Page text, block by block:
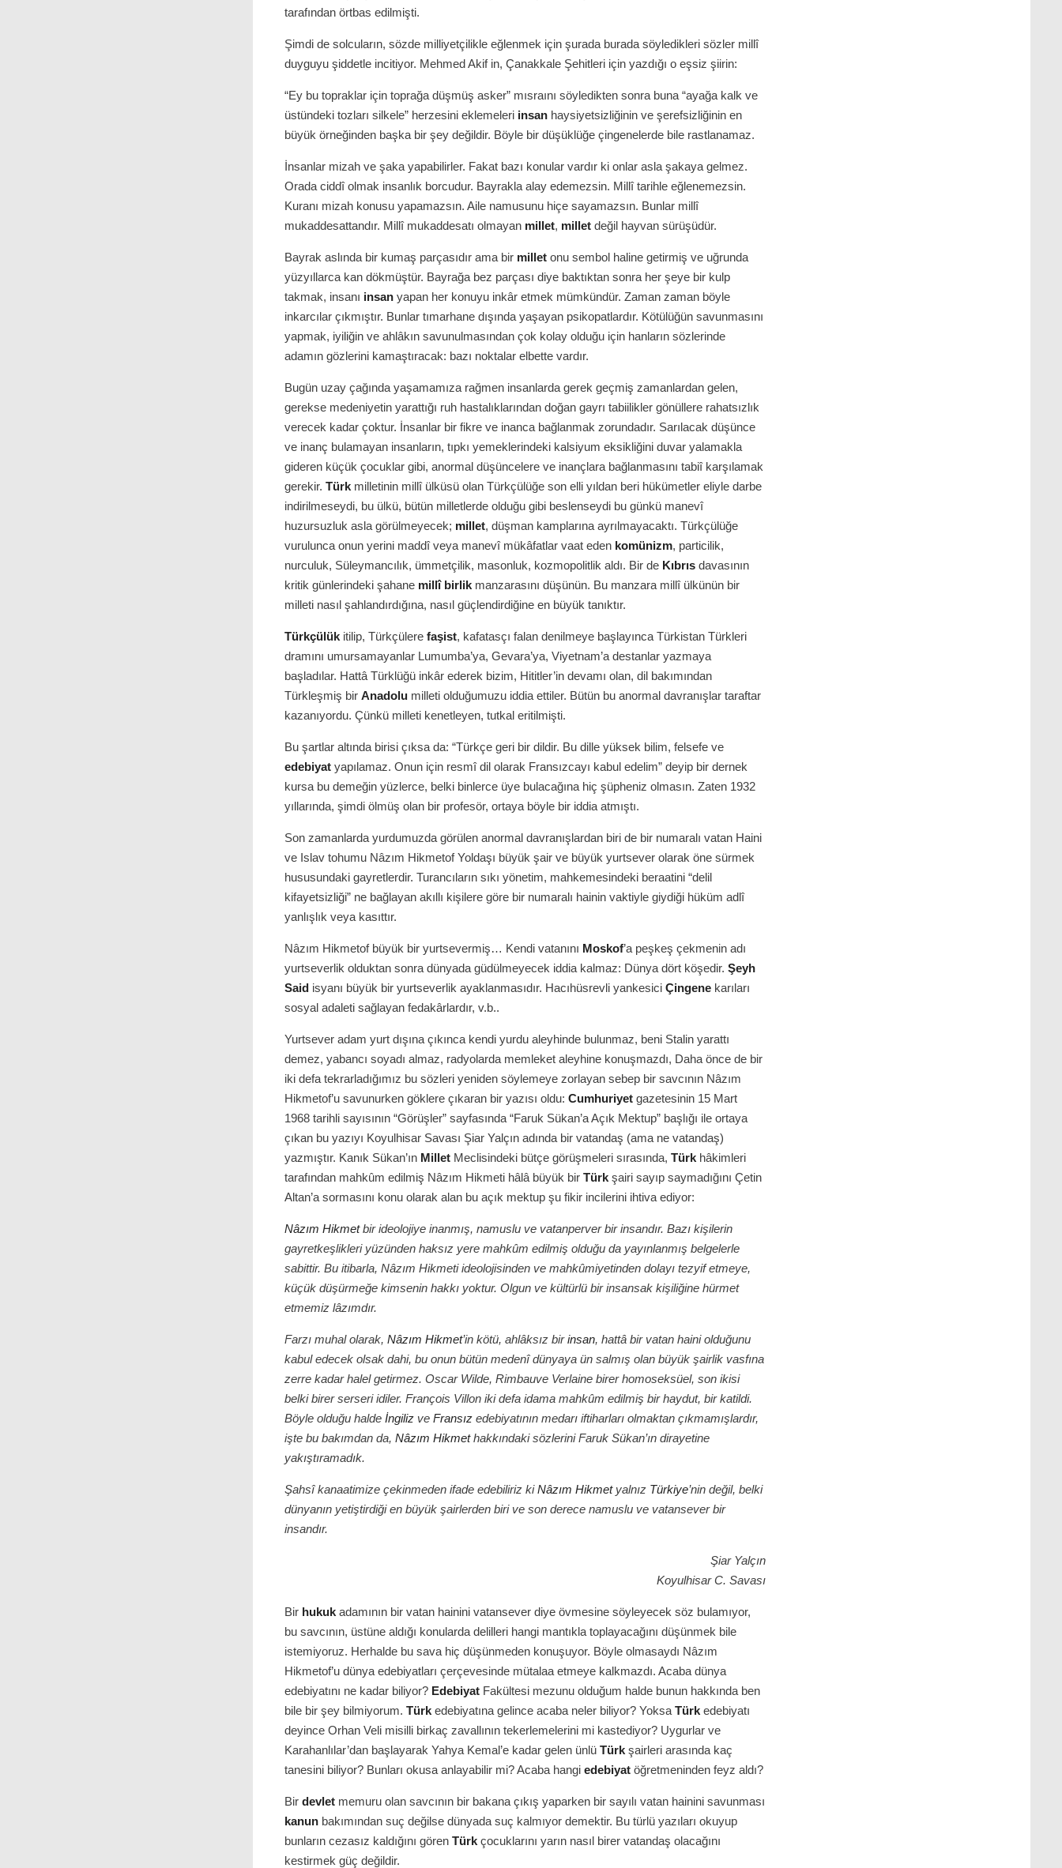
tarafından örtbas edilmişti.
Şimdi de solcuların, sözde milliyetçilikle eğlenmek için şurada burada söyledikleri sözler millî
duyguyu şiddetle incitiyor. Mehmed Akif in, Çanakkale Şehitleri için yazdığı o eşsiz şiirin:
“Ey bu topraklar için toprağa düşmüş asker” mısraını söyledikten sonra buna “ayağa kalk ve
üstündeki tozları silkele” herzesini eklemeleri insan haysiyetsizliğinin ve şerefsizliğinin en
büyük örneğinden başka bir şey değildir. Böyle bir düşüklüğe çingenelerde bile rastlanamaz.
İnsanlar mizah ve şaka yapabilirler. Fakat bazı konular vardır ki onlar asla şakaya gelmez.
Orada ciddî olmak insanlık borcudur. Bayrakla alay edemezsin. Millî tarihle eğlenemezsin.
Kuranı mizah konusu yapamazsın. Aile namusunu hiçe sayamazsın. Bunlar millî
mukaddesattandır. Millî mukaddesatı olmayan millet, millet değil hayvan sürüşüdür.
Bayrak aslında bir kumaş parçasıdır ama bir millet onu sembol haline getirmiş ve uğrunda
yüzyıllarca kan dökmüştür. Bayrağa bez parçası diye baktıktan sonra her şeye bir kulp
takmak, insanı insan yapan her konuyu inkâr etmek mümkündür. Zaman zaman böyle
inkarcılar çıkmıştır. Bunlar tımarhane dışında yaşayan psikopatlardır. Kötülüğün savunmasını
yapmak, iyiliğin ve ahlâkın savunulmasından çok kolay olduğu için hanların sözlerinde
adamın gözlerini kamaştıracak: bazı noktalar elbette vardır.
Bugün uzay çağında yaşamamıza rağmen insanlarda gerek geçmiş zamanlardan gelen,
gerekse medeniyetin yarattığı ruh hastalıklarından doğan gayrı tabiilikler gönüllere rahatsızlık
verecek kadar çoktur. İnsanlar bir fikre ve inanca bağlanmak zorundadır. Sarılacak düşünce
ve inanç bulamayan insanların, tıpkı yemeklerindeki kalsiyum eksikliğini duvar yalamakla
gideren küçük çocuklar gibi, anormal düşüncelere ve inançlara bağlanmasını tabiî karşılamak
gerekir. Türk milletinin millî ülküsü olan Türkçülüğe son elli yıldan beri hükümetler eliyle darbe
indirilmeseydi, bu ülkü, bütün milletlerde olduğu gibi beslenseydi bu günkü manevî
huzursuzluk asla görülmeyecek; millet, düşman kamplarına ayrılmayacaktı. Türkçülüğe
vurulunca onun yerini maddî veya manevî mükâfatlar vaat eden komünizm, particilik,
nurculuk, Süleymancılık, ümmetçilik, masonluk, kozmopolitlik aldı. Bir de Kıbrıs davasının
kritik günlerindeki şahane millî birlik manzarasını düşünün. Bu manzara millî ülkünün bir
milleti nasıl şahlandırdığına, nasıl güçlendirdiğine en büyük tanıktır.
Türkçülük itilip, Türkçülere faşist, kafatasçı falan denilmeye başlayınca Türkistan Türkleri
dramını umursamayanlar Lumumba’ya, Gevara’ya, Viyetnam’a destanlar yazmaya
başladılar. Hattâ Türklüğü inkâr ederek bizim, Hititler’in devamı olan, dil bakımından
Türkleşmiş bir Anadolu milleti olduğumuzu iddia ettiler. Bütün bu anormal davranışlar taraftar
kazanıyordu. Çünkü milleti kenetleyen, tutkal eritilmişti.
Bu şartlar altında birisi çıksa da: “Türkçe geri bir dildir. Bu dille yüksek bilim, felsefe ve
edebiyat yapılamaz. Onun için resmî dil olarak Fransızcayı kabul edelim” deyip bir dernek
kursa bu demeğin yüzlerce, belki binlerce üye bulacağına hiç şüpheniz olmasın. Zaten 1932
yıllarında, şimdi ölmüş olan bir profesör, ortaya böyle bir iddia atmıştı.
Son zamanlarda yurdumuzda görülen anormal davranışlardan biri de bir numaralı vatan Haini
ve Islav tohumu Nâzım Hikmetof Yoldaşı büyük şair ve büyük yurtsever olarak öne sürmek
hususundaki gayretlerdir. Turancıların sıkı yönetim, mahkemesindeki beraatini “delil
kifayetsizliği” ne bağlayan akıllı kişilere göre bir numaralı hainin vaktiyle giydiği hüküm adlî
yanlışlık veya kasıttır.
Nâzım Hikmetof büyük bir yurtsevermiş… Kendi vatanını Moskof’a peşkeş çekmenin adı
yurtseverlik olduktan sonra dünyada güdülmeyecek iddia kalmaz: Dünya dört köşedir. Şeyh
Said isyanı büyük bir yurtseverlik ayaklanmasıdır. Hacıhüsrevli yankesici Çingene karıları
sosyal adaleti sağlayan fedakârlardır, v.b..
Yurtsever adam yurt dışına çıkınca kendi yurdu aleyhinde bulunmaz, beni Stalin yarattı
demez, yabancı soyadı almaz, radyolarda memleket aleyhine konuşmazdı, Daha önce de bir
iki defa tekrarladığımız bu sözleri yeniden söylemeye zorlayan sebep bir savcının Nâzım
Hikmetof’u savunurken göklere çıkaran bir yazısı oldu: Cumhuriyet gazetesinin 15 Mart
1968 tarihli sayısının “Görüşler” sayfasında “Faruk Sükan’a Açık Mektup” başlığı ile ortaya
çıkan bu yazıyı Koyulhisar Savası Şiar Yalçın adında bir vatandaş (ama ne vatandaş)
yazmıştır. Kanık Sükan’ın Millet Meclisindeki bütçe görüşmeleri sırasında, Türk hâkimleri
tarafından mahkûm edilmiş Nâzım Hikmeti hâlâ büyük bir Türk şairi sayıp saymadığını Çetin
Altan’a sormasını konu olarak alan bu açık mektup şu fikir incilerini ihtiva ediyor:
Nâzım Hikmetbir ideolojiye inanmış, namuslu ve vatanperver bir insandır. Bazı kişilerin
gayretkeşlikleri yüzünden haksız yere mahkûm edilmiş olduğu da yayınlanmış belgelerle
sabittir. Bu itibarla, Nâzım Hikmeti ideolojisinden ve mahkûmiyetinden dolayı tezyif etmeye,
küçük düşürmeğe kimsenin hakkı yoktur. Olgun ve kültürlü bir insansak kişiliğine hürmet
etmemiz lâzımdır.
Farzı muhal olarak, Nâzım Hikmet’in kötü, ahlâksız birinsan, hattâ bir vatan haini olduğunu
kabul edecek olsak dahi, bu onun bütün medenî dünyaya ün salmış olan büyük şairlik vasfına
zerre kadar halel getirmez. Oscar Wilde, Rimbauve Verlaine birer homoseksüel, son ikisi
belki birer serseri idiler. François Villon iki defa idama mahkûm edilmiş bir haydut, bir katildi.
Böyle olduğu halde İngiliz ve Fransız edebiyatının medarı iftiharları olmaktan çıkmamışlardır,
işte bu bakımdan da, Nâzım Hikmethakkındaki sözlerini Faruk Sükan’ın dirayetine
yakıştıramadık.
Şahsî kanaatimize çekinmeden ifade edebiliriz kiNâzım Hikmetyalnız Türkiye’nin değil, belki
dünyanın yetiştirdiği en büyük şairlerden biri ve son derece namuslu ve vatansever bir
insandır.
Şiar Yalçın
Koyulhisar C. Savası
Bir hukuk adamının bir vatan hainini vatansever diye övmesine söyleyecek söz bulamıyor,
bu savcının, üstüne aldığı konularda delilleri hangi mantıkla toplayacağını düşünmek bile
istemiyoruz. Herhalde bu sava hiç düşünmeden konuşuyor. Böyle olmasaydı Nâzım
Hikmetof’u dünya edebiyatları çerçevesinde mütalaa etmeye kalkmazdı. Acaba dünya
edebiyatını ne kadar biliyor? Edebiyat Fakültesi mezunu olduğum halde bunun hakkında ben
bile bir şey bilmiyorum. Türk edebiyatına gelince acaba neler biliyor? Yoksa Türk edebiyatı
deyince Orhan Veli misilli birkaç zavallının tekerlemelerini mi kastediyor? Uygurlar ve
Karahanlılar’dan başlayarak Yahya Kemal’e kadar gelen ünlü Türk şairleri arasında kaç
tanesini biliyor? Bunları okusa anlayabilir mi? Acaba hangi edebiyat öğretmeninden feyz aldı?
Bir devlet memuru olan savcının bir bakana çıkış yaparken bir sayılı vatan hainini savunması
kanun bakımından suç değilse dünyada suç kalmıyor demektir. Bu türlü yazıları okuyup
bunların cezasız kaldığını gören Türk çocuklarını yarın nasıl birer vatandaş olacağını
kestirmek güç değildir.